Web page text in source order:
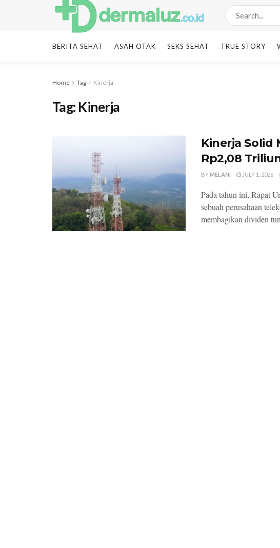
BERITA SEHAT ASAH OTAK SEKS SEHAT TRUE STORY
Home Tag Kinerja
Tag: Kinerja
Kinerja Solid
Rp2,08
BYMELANI JULY 1, 2026
Pada tahun ini, Rapat
sebuah perusahaan
membagikan dividen